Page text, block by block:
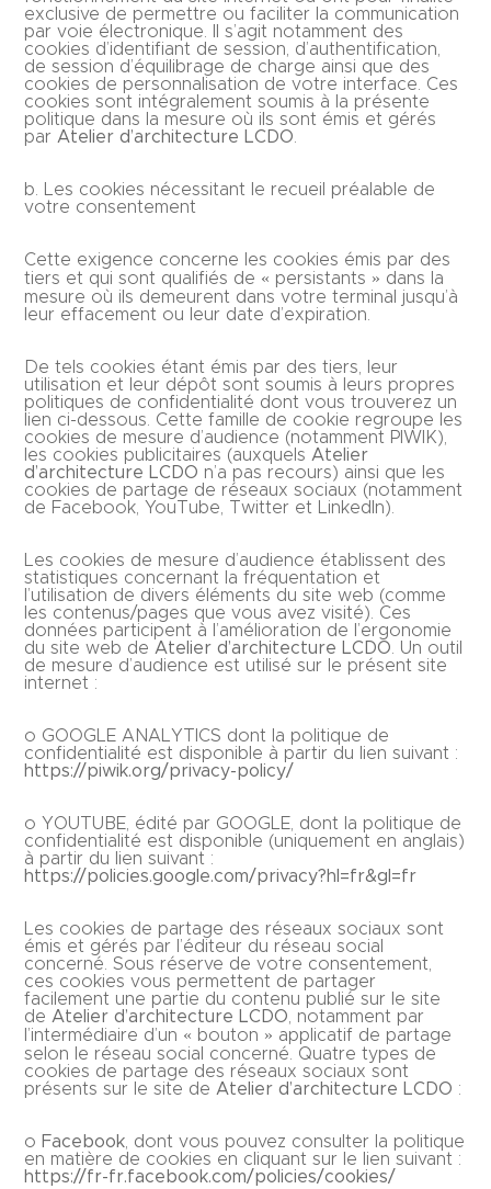
exclusive de permettre ou faciliter la communication
par voie électronique. Il s’agit notamment des
cookies d’identifiant de session, d’authentification,
de session d’équilibrage de charge ainsi que des
cookies de personnalisation de votre interface. Ces
cookies sont intégralement soumis à la présente
politique dans la mesure où ils sont émis et gérés
par Atelier d’architecture LCDO
b. Les cookies nécessitant le recueil préalable de
votre consentement
Cette exigence concerne les cookies émis par des
tiers et qui sont qualifiés de « persistants » dans la
mesure où ils demeurent dans votre terminal jusqu’à
leur effacement ou leur date d’expiration.
De tels cookies étant émis par des tiers, leur
utilisation et leur dépôt sont soumis à leurs propres
politiques de confidentialité dont vous trouverez un
lien ci-dessous. Cette famille de cookie regroupe les
cookies de mesure d’audience (notamment PIWIK),
les cookies publicitaires (auxquels Atelier
d’architecture LCDO n’a pas recours) ainsi que les
cookies de partage de réseaux sociaux (notamment
de Facebook, YouTube, Twitter et LinkedIn).
Les cookies de mesure d’audience établissent des
statistiques concernant la fréquentation et
l’utilisation de divers éléments du site web (comme
les contenus/pages que vous avez visité). Ces
données participent à l’amélioration de l’ergonomie
du site web de Atelier d’architecture LCDO . Un outil
de mesure d’audience est utilisé sur le présent site
internet :
o GOOGLE ANALYTICS dont la politique de
confidentialité est disponible à partir du lien suivant :
https://piwik.org/privacy-policy/
o YOUTUBE, édité par GOOGLE, dont la politique de
confidentialité est disponible (uniquement en anglais)
à partir du lien suivant :
https://policies.google.com/privacy?hl=fr&gl=fr
Les cookies de partage des réseaux sociaux sont
émis et gérés par l’éditeur du réseau social
concerné. Sous réserve de votre consentement,
ces cookies vous permettent de partager
facilement une partie du contenu publié sur le site
de Atelier d’architecture LCDO , notamment par
l’intermédiaire d’un « bouton » applicatif de partage
selon le réseau social concerné. Quatre types de
cookies de partage des réseaux sociaux sont
présents sur le site de Atelier d’architecture LCDO :
o Facebook , dont vous pouvez consulter la politique
en matière de cookies en cliquant sur le lien suivant :
https://fr-fr.facebook.com/policies/cookies/